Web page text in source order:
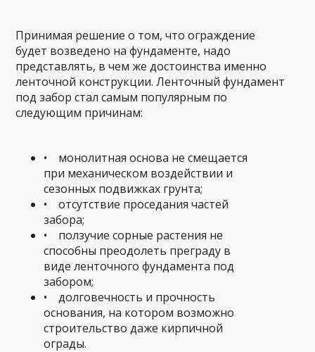
Принимая решение о том, что ограждение
будет возведено на фундаменте, надо
представлять, в чем же достоинства именно
ленточной конструкции. Ленточный фундамент
под забор стал самым популярным по
следующим причинам:
• монолитная основа не смещается
при механическом воздействии и
сезонных подвижках грунта;
• отсутствие проседания частей
забора;
• ползучие сорные растения не
способны преодолеть преграду в
виде ленточного фундамента под
забором;
• долговечность и прочность
основания, на котором возможно
строительство даже кирпичной
ограды.